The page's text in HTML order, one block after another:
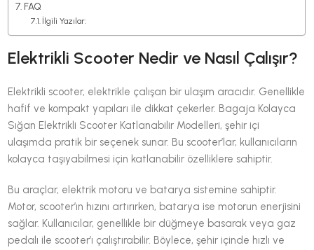
FAQ
İlgili Yazılar:
Elektrikli Scooter Nedir ve Nasıl Çalışır?
Elektrikli scooter, elektrikle çalışan bir ulaşım aracıdır. Genellikle
hafif ve kompakt yapıları ile dikkat çekerler. Bagaja Kolayca
Sığan Elektrikli Scooter Katlanabilir Modelleri, şehir içi
ulaşımda pratik bir seçenek sunar. Bu scooter’lar, kullanıcıların
kolayca taşıyabilmesi için katlanabilir özelliklere sahiptir.
Bu araçlar, elektrik motoru ve batarya sistemine sahiptir.
Motor, scooter’ın hızını artırırken, batarya ise motorun enerjisini
sağlar. Kullanıcılar, genellikle bir düğmeye basarak veya gaz
pedalı ile scooter’ı çalıştırabilir. Böylece, şehir içinde hızlı ve